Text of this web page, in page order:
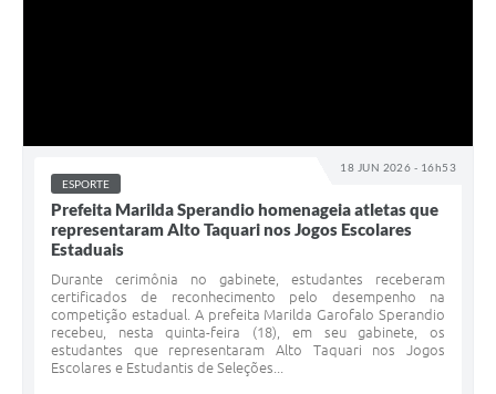
18 JUN 2026 - 16h53
ESPORTE
Prefeita Marilda Sperandio homenageia atletas que
representaram Alto Taquari nos Jogos Escolares
Estaduais
Durante cerimônia no gabinete, estudantes receberam
certificados de reconhecimento pelo desempenho na
competição estadual. A prefeita Marilda Garofalo Sperandio
recebeu, nesta quinta-feira (18), em seu gabinete, os
estudantes que representaram Alto Taquari nos Jogos
Escolares e Estudantis de Seleções...